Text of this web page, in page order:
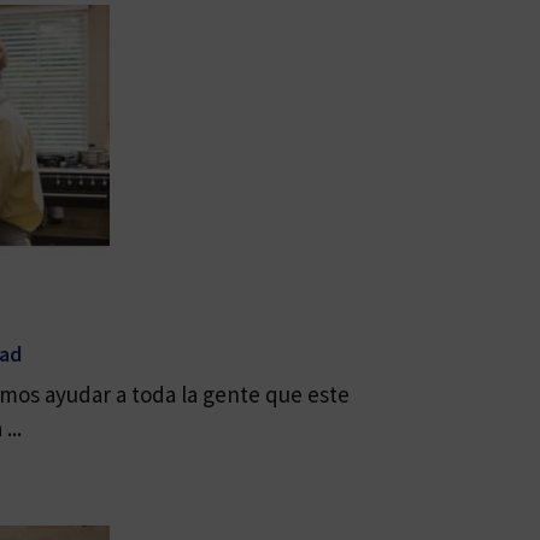
ayudar a toda la gente que este